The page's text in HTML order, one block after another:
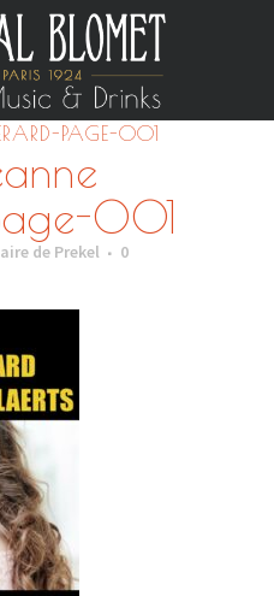
PAGE-001
001
de Prekel
0